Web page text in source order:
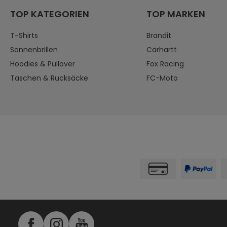
TOP KATEGORIEN
T-Shirts
Sonnenbrillen
Hoodies & Pullover
Taschen & Rucksäcke
TOP MARKEN
Brandit
Carhartt
Fox Racing
FC-Moto